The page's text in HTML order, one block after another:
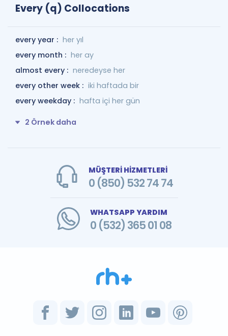
Every (q) Collocations
every year : her yıl
every month : her ay
almost every : neredeyse her
every other week : iki haftada bir
every weekday : hafta içi her gün
2 Örnek daha
MÜŞTERİ HİZMETLERİ
0 (850) 532 74 74
WHATSAPP YARDIM
0 (532) 365 01 08